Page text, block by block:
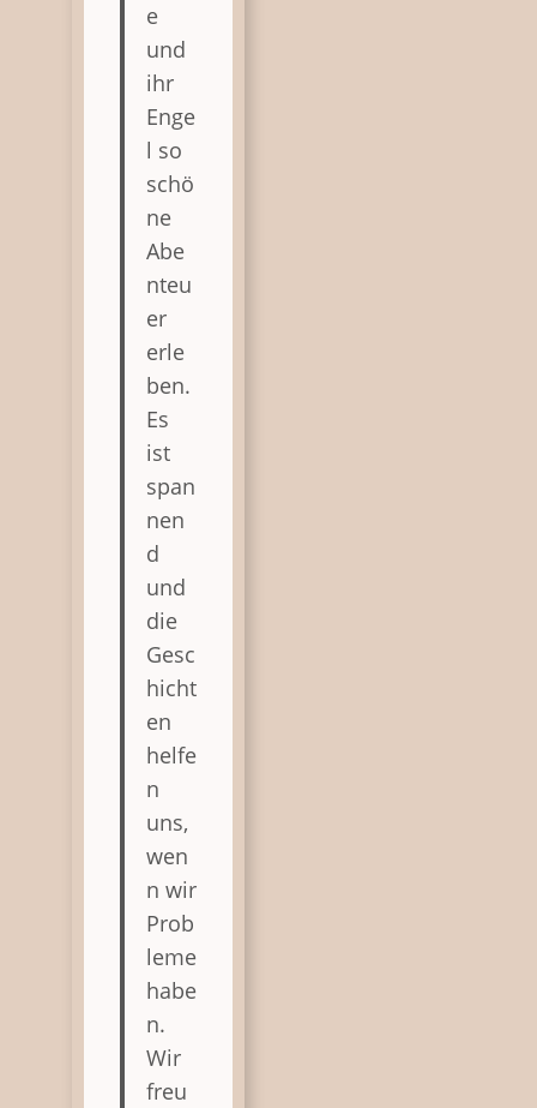
e
und
ihr
Enge
l so
schö
ne
Abe
nteu
er
erle
ben.
Es
ist
span
nen
d
und
die
Gesc
hicht
en
helfe
n
uns,
wen
n wir
Prob
leme
habe
n.
Wir
freu